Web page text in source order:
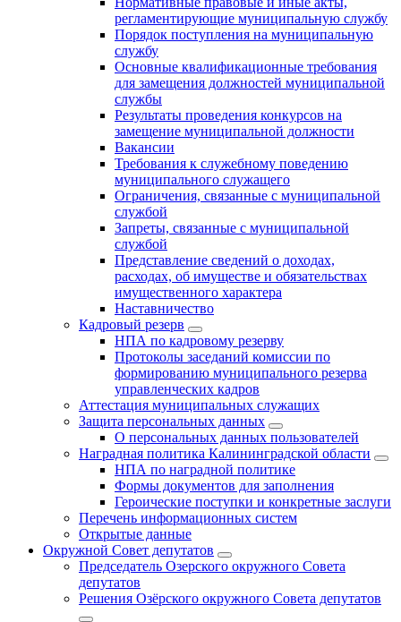
регламентирующие муниципальную службу
Порядок поступления на муниципальную
службу
Основные квалификационные требования
для замещения должностей муниципальной
службы
Результаты проведения конкурсов на
замещение муниципальной должности
Вакансии
Требования к служебному поведению
муниципального служащего
Ограничения, связанные с муниципальной
службой
Запреты, связанные с муниципальной
службой
Представление сведений о доходах,
расходах, об имуществе и обязательствах
имущественного характера
Наставничество
Кадровый резерв
НПА по кадровому резерву
Протоколы заседаний комиссии по
формированию муниципального резерва
управленческих кадров
Аттестация муниципальных служащих
Защита персональных данных
О персональных данных пользователей
Наградная политика Калининградской области
НПА по наградной политике
Формы документов для заполнения
Героические поступки и конкретные заслуги
Перечень информационных систем
Открытые данные
Окружной Совет депутатов
Председатель Озерского окружного Совета
депутатов
Решения Озёрского окружного Совета депутатов